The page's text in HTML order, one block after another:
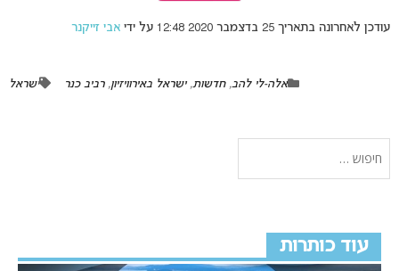
עודכן לאחרונה בתאריך 25 בדצמבר 2020 12:48 על ידי אבי זייקנר
אלה-לי להב, חדשות, ישראל באירוויזיון, רביב כנר ישראל
עוד כותרות